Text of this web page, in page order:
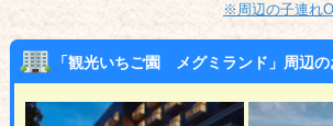
※周辺の子連れ
「観光いちご園 メグミランド」周辺